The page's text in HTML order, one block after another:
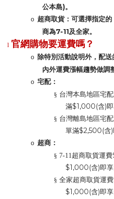
公本島)。
o 超商取貨：可選擇指定
商為7-11及全家。
l 官網購物要運費嗎？
o 除特別活動說明外，配
內外運費漲幅趨勢做調
o 宅配：
§ 台灣本島地區宅
滿$1,000(含)
§ 台灣離島地區宅
單滿$2,500(含)
o 超商：
§ 7-11超商取貨運費
$1,000(含)即享
§ 全家超商取貨運費
$1,000(含)即享